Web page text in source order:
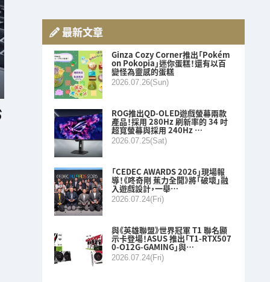
最新文章
Ginza Cozy Corner推出「Pokém
on Pokopia」迷你蛋糕！還有以百
變怪為靈感的蛋糕
2026.07.26(Sun)
ROG推出QD-OLED遊戲螢幕兩款
產品！採用 280Hz 刷新率的 34 吋
超寬螢幕與採用 240Hz …
2026.07.25(Sat)
「CEDEC AWARDS 2026」現場報
導！《咚奇剛 蕉力全開》將「破壞」融
入遊戲設計，一舉…
2026.07.24(Fri)
與《英雄聯盟》世界冠軍 T1 聯名顯
示卡登場！ASUS 推出「T1-RTX507
0-O12G-GAMING」與…
2026.07.24(Fri)